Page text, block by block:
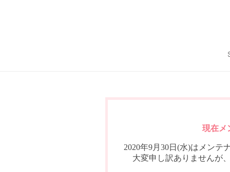
現在メ
2020年9月30日(水)はメンテ
大変申し訳ありませんが